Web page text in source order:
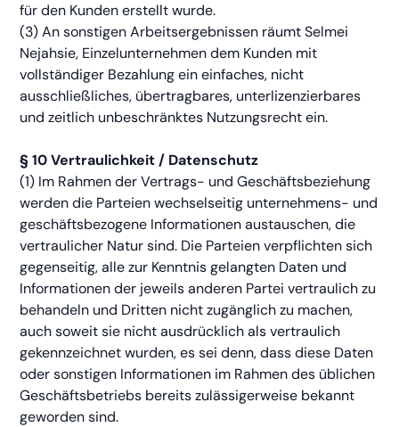
für den Kunden erstellt wurde.
(3) An sonstigen Arbeitsergebnissen räumt Selmei
Nejahsie, Einzelunternehmen dem Kunden mit
vollständiger Bezahlung ein einfaches, nicht
ausschließliches, übertragbares, unterlizenzierbares
und zeitlich unbeschränktes Nutzungsrecht ein.
§ 10 Vertraulichkeit / Datenschutz
(1) Im Rahmen der Vertrags- und Geschäftsbeziehung
werden die Parteien wechselseitig unternehmens- und
geschäftsbezogene Informationen austauschen, die
vertraulicher Natur sind. Die Parteien verpflichten sich
gegenseitig, alle zur Kenntnis gelangten Daten und
Informationen der jeweils anderen Partei vertraulich zu
behandeln und Dritten nicht zugänglich zu machen,
auch soweit sie nicht ausdrücklich als vertraulich
gekennzeichnet wurden, es sei denn, dass diese Daten
oder sonstigen Informationen im Rahmen des üblichen
Geschäftsbetriebs bereits zulässigerweise bekannt
geworden sind.